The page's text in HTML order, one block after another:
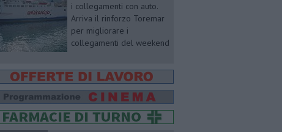
i collegamenti con auto.
Arriva il rinforzo Toremar
per migliorare i
collegamenti del weekend